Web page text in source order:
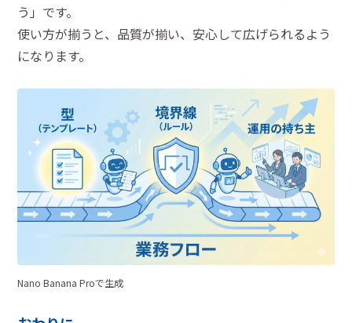
う」です。
使い方が揃うと、品質が揃い、安心して広げられるよう
になります。
Nano Banana Proで生成